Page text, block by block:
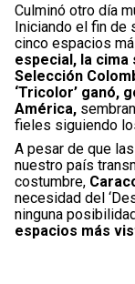
Culminó otro día
Iniciando el fin de
cinco espacios
especial, la
Selección
‘Tricolor’ ganó,
América,
fieles siguiendo
A pesar de que
nuestro país
costumbre,
necesidad del
ninguna
espacios más